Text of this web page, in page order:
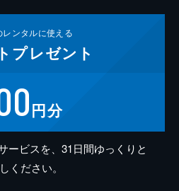
レンタルに使える
プレゼント
円分
ービスを、31日間ゆっくりと
ください。